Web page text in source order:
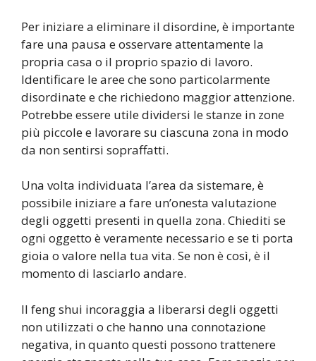
Per iniziare a eliminare il disordine, è importante
fare una pausa e osservare attentamente la
propria casa o il proprio spazio di lavoro.
Identificare le aree che sono particolarmente
disordinate e che richiedono maggior attenzione.
Potrebbe essere utile dividersi le stanze in zone
più piccole e lavorare su ciascuna zona in modo
da non sentirsi sopraffatti.
Una volta individuata l’area da sistemare, è
possibile iniziare a fare un’onesta valutazione
degli oggetti presenti in quella zona. Chiediti se
ogni oggetto è veramente necessario e se ti porta
gioia o valore nella tua vita. Se non è così, è il
momento di lasciarlo andare.
Il feng shui incoraggia a liberarsi degli oggetti
non utilizzati o che hanno una connotazione
negativa, in quanto questi possono trattenere